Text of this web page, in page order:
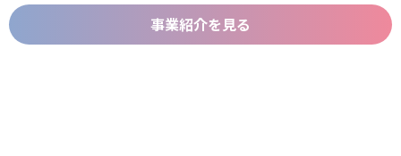
事業紹介を見る